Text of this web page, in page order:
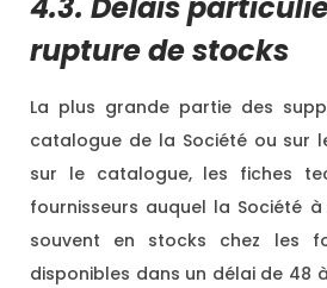
4.3. Délais
rupture de stocks
La plus grande partie des
catalogue de la Société ou sur
sur le catalogue, les fiches
fournisseurs auquel la Société
souvent en stocks chez les
disponibles dans un délai de 48